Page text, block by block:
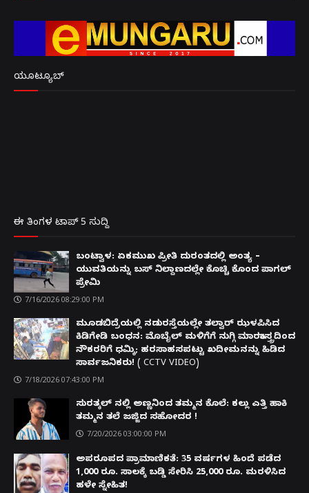
ಯೂಟ್ಯೂಬ್
ಈ ತಿಂಗಳ ಟಾಪ್ 5 ಸುದ್ದಿ
ಬಂಟ್ವಾಳ: ಏಕಮುಖ ಪ್ರೀತಿ ದುರಂತದಲ್ಲಿ ಅಂತ್ಯ –
ಯುವತಿಯನ್ನು ಬಸ್ ನಿಲ್ದಾಣದಲ್ಲೇ ಕೊಚ್ಚಿ ಕೊಂದ ಪಾಗಲ್
ಪ್ರೇಮಿ
7/16/2026 08:29:00 PM
ಮೂಡಬಿದ್ರೆಯಲ್ಲಿ ನಡುರಸ್ತೆಯಲ್ಲೇ ತಲ್ವಾರ್ ಝಳಪಿಸಿದ
ಕಿಡಿಗೇಡಿ ಬಂಧನ: ಮೊಬೈಲ್ ಮಳಿಗೆಗೆ ನುಗ್ಗಿ ಮಾರಕಾಸ್ತ್ರದಿಂದ
ನೌಕರರಿಗೆ ಧಮ್ಕಿ; ಹರಸಾಹಸಪಟ್ಟು ಖದೀಮನನ್ನು ಹಿಡಿದ
ಸಾರ್ವಜನಿಕರು! ( CCTV VIDEO)
7/18/2026 07:43:00 PM
ಸುರತ್ಕಲ್ ನಲ್ಲಿ ಅಣ್ಣನಿಂದ ತಮ್ಮನ ಕೊಲೆ: ಕಲ್ಲು ಎತ್ತಿ ಹಾಕಿ
ತಮ್ಮನ ತಲೆ ಜಜ್ಜಿದ ಸಹೋದರ !
7/20/2026 03:00:00 PM
ಅಪರೂಪದ ಪ್ರಾಮಾಣಿಕತೆ: 35 ವರ್ಷಗಳ ಹಿಂದೆ ಪಡೆದ
1,000 ರೂ. ಸಾಲಕ್ಕೆ ಬಡ್ಡಿ ಸೇರಿಸಿ 25,000 ರೂ. ಮರಳಿಸಿದ
ಹಳೇ ಸ್ನೇಹಿತ!